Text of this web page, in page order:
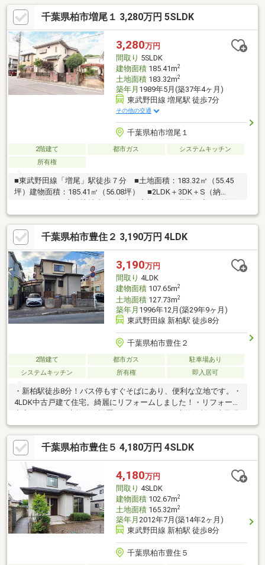
畳表替え■キッチン・浴槽・洗面台・トイレ交換■外壁塗装▽周辺
環境■フードスクエアカスミ南柏駅前店 約1100m/徒歩約14分■
セブンイレブン麗澤大学前店 約592m/徒歩約8分■ウエルシア柏
光ケ丘麗澤大学前店 約780m/徒歩約10分■平野医院 約651m/徒
歩約9分■麗澤幼稚園 約939m/徒歩約12分
千葉県柏市増尾１ 3,280万円 5SLDK
3,280万円
間取り 5SLDK
建物面積185.41m2
土地面積183.32m2
築年月 1989年5月(築37年4ヶ月)
東武野田線 増尾駅 徒歩7分
その他の交通
千葉県柏市増尾１
2階建て 都市ガス
システムキッチン
所有権
■東武野田線「増尾」駅徒歩７分 ■土地面積：183.32㎡（55.45
坪）建物面積：185.41㎡（56.08坪） ■2LDK＋3DK＋S（納
道路：東8ｍ公道
千葉県柏市豊住２ 3,190万円 4LDK
3,190万円
間取り 4LDK
建物面積107.65m2
土地面積127.73m2
築年月 1996年12月(築29年9ヶ月)
東武野田線 新柏駅 徒歩8分
千葉県柏市豊住２
2階建て 都市ガス
駐車場あり
システムキッチン
所有権 即入居可
・新柏駅徒歩8分！バス停もすぐそばにあり、便利な立地です。・
4LDK中古戸建て住宅。綺麗にリフォームしました！・リフォーム
り替え、1F２F洗面台交換、フローリング・クロス、畳表替え、
シューズボックス交換）・全室６帖以上使い勝手がいいです♪
千葉県柏市豊住５ 4,180万円 4SLDK
4,180万円
間取り 4SLDK
建物面積102.67m2
土地面積165.32m2
築年月 2012年7月(築14年2ヶ月)
東武野田線 新柏駅 徒歩8分
千葉県柏市豊住５